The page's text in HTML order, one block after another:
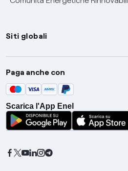
Siti globali
Enel Group
Enel Green Power
Global Trading
Global Procurement
Gridspertise
Paga anche con
Scarica l'App Enel